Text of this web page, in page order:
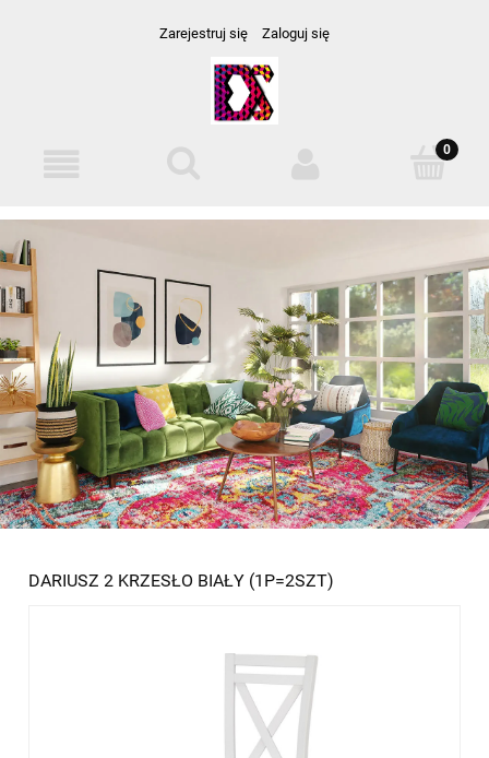
Zarejestruj się Zaloguj się
DARIUSZ 2 KRZESŁO BIAŁY (1P=2SZT)